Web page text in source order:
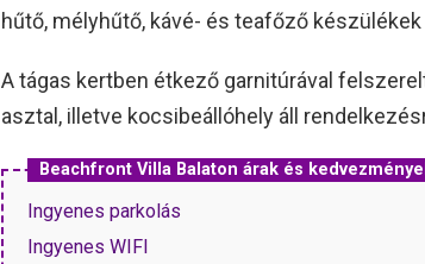
hűtő, mélyhűtő, kávé- és teafőző
A tágas kertben étkező garnitúrával
asztal, illetve kocsibeállóhely áll
Beachfront Villa Balaton árak és
Ingyenes parkolás
Ingyenes WIFI